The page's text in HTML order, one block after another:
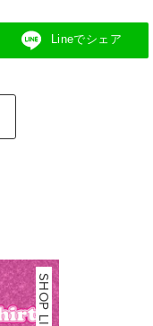
Lineでシェア